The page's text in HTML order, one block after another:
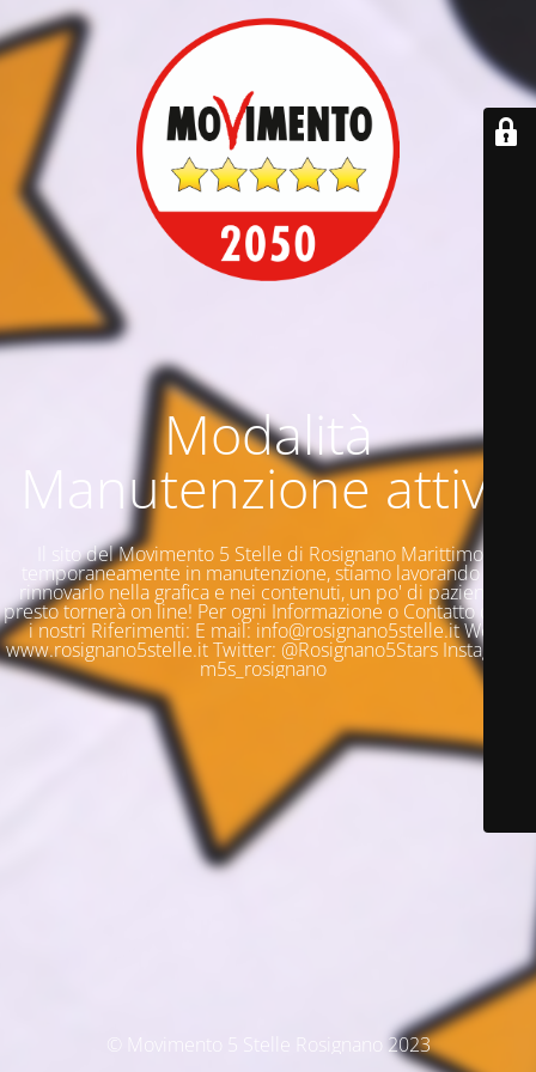
Modalità
Manutenzione attiva
Il sito del Movimento 5 Stelle di Rosignano Marittimo è
temporaneamente in manutenzione, stiamo lavorando per
rinnovarlo nella grafica e nei contenuti, un po' di pazienza e
presto tornerà on line! Per ogni Informazione o Contatto questi
i nostri Riferimenti: E mail: info@rosignano5stelle.it Web:
www.rosignano5stelle.it Twitter: @Rosignano5Stars Instagram:
m5s_rosignano
© Movimento 5 Stelle Rosignano 2023